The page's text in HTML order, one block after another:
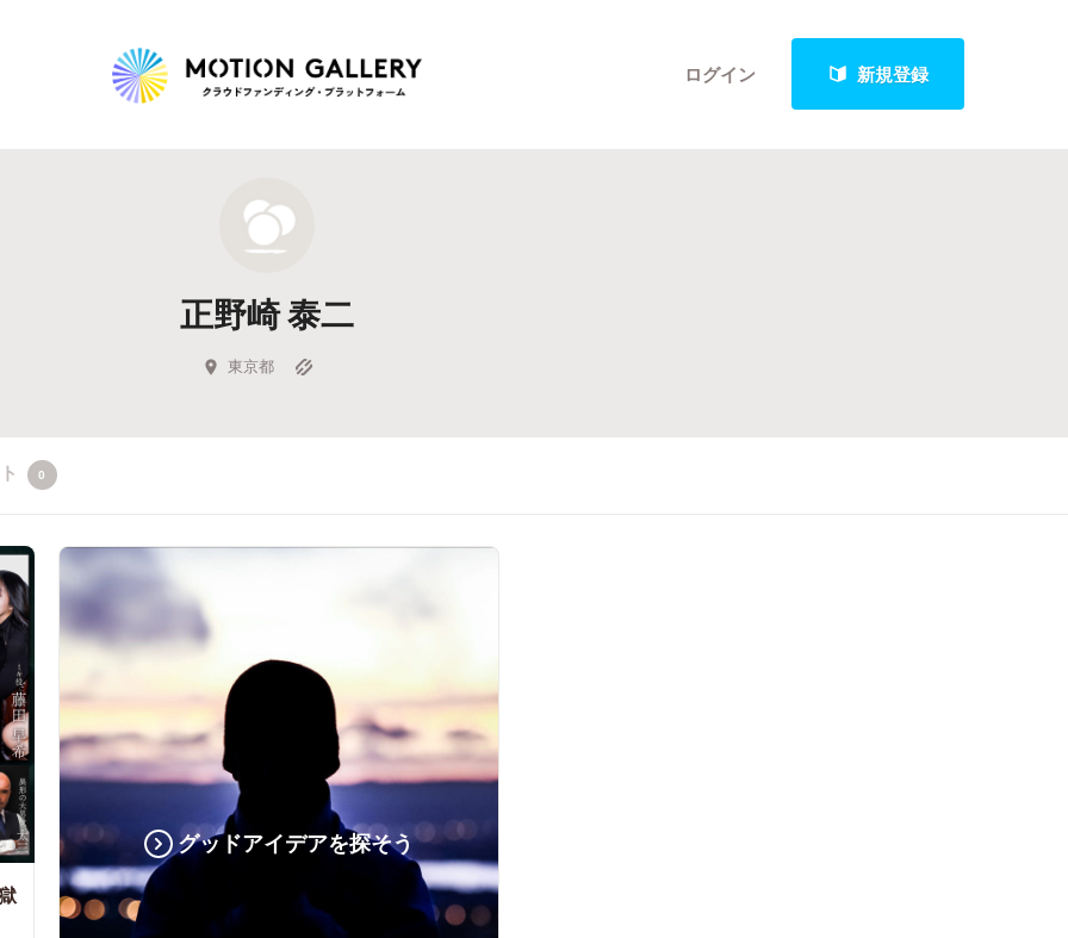
ログイン 新規登録
新着プロジェクト
Feature
キュレーターから探す
正野崎 泰二
東京都
0
グッドアイデアを探そう